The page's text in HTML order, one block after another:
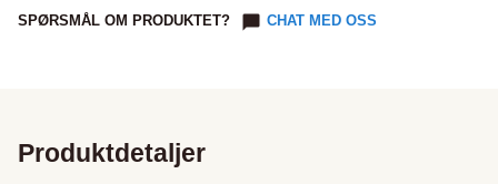
SPØRSMÅL OM PRODUKTET? CHAT MED OSS
Produktdetaljer